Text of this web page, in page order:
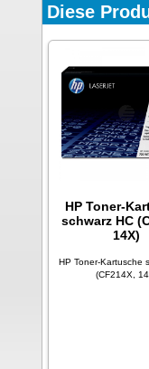
Diese
HP Toner-
schwarz HC
14X)
HP Toner-Kartusche
(CF214X,